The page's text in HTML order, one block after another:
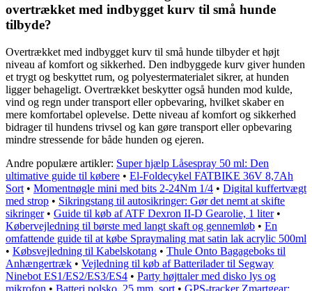
overtrækket med indbygget kurv til små hunde
tilbyde?
Overtrækket med indbygget kurv til små hunde tilbyder et højt
niveau af komfort og sikkerhed. Den indbyggede kurv giver hunden
et trygt og beskyttet rum, og polyestermaterialet sikrer, at hunden
ligger behageligt. Overtrækket beskytter også hunden mod kulde,
vind og regn under transport eller opbevaring, hvilket skaber en
mere komfortabel oplevelse. Dette niveau af komfort og sikkerhed
bidrager til hundens trivsel og kan gøre transport eller opbevaring
mindre stressende for både hunden og ejeren.
Andre populære artikler: Super hjælp Låsespray 50 ml: Den
ultimative guide til købere • El-Foldecykel FATBIKE 36V 8,7Ah
Sort • Momentnøgle mini med bits 2-24Nm 1/4 • Digital kuffertvægt
med strop • Sikringstang til autosikringer: Gør det nemt at skifte
sikringer• Guide til køb af ATF Dexron II-D Gearolie, 1 liter•
Købervejledning til børste med langt skaft og gennemløb • En
omfattende guide til at købe Spraymaling mat satin lak acrylic 500ml
• Købsvejledning til Kabelskotang • Thule Onto Bagageboks til
Anhængertræk • Vejledning til køb af Batterilader til Segway
Ninebot ES1/ES2/ES3/ES4 • Party højttaler med disko lys og